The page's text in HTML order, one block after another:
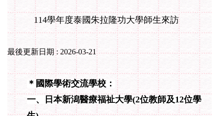
114學年度泰國朱拉隆功大學師生來訪
最後更新日期 :2026-03-21
＊國際學術交流學校：
一、日本新潟醫療福祉大學(2位教師及12位學